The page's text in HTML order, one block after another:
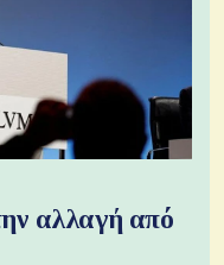
αλλαγή από